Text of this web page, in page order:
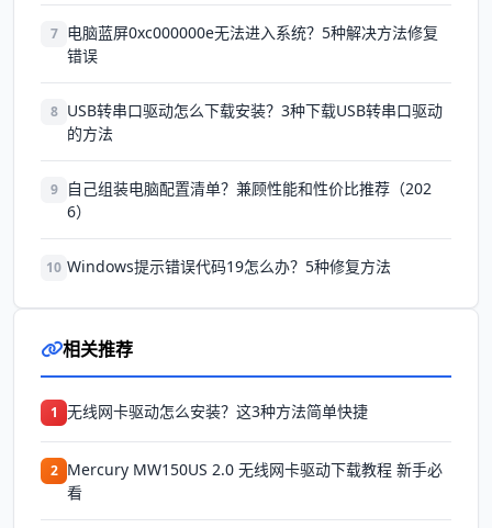
7 电脑蓝屏0xc000000e无法进入系统？5种解决方法修复
错误
8 USB转串口驱动怎么下载安装？3种下载USB转串口驱动
的方法
9
自己组装电脑配置清单？兼顾性能和性价比推荐（202
6）
10 Windows提示错误代码19怎么办？5种修复方法
相关推荐
1 无线网卡驱动怎么安装？这3种方法简单快捷
2 Mercury MW150US 2.0 无线网卡驱动下载教程 新手必
看